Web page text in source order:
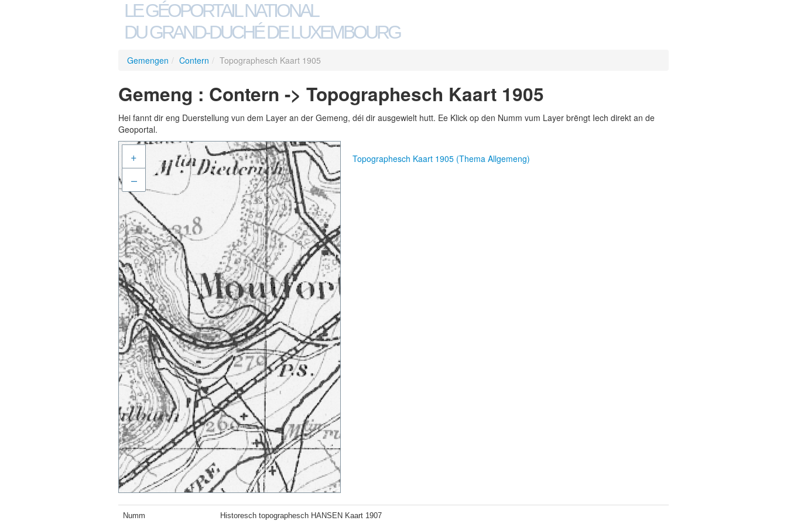
LE GÉOPORTAIL NATIONAL
DU GRAND-DUCHÉ DE LUXEMBOURG
Gemengen / Contern / Topographesch Kaart 1905
Gemeng : Contern -> Topographesch Kaart 1905
Hei fannt dir eng Duerstellung vun dem Layer an der Gemeng, déi dir ausgewielt hutt. Ee Klick op den Numm vum Layer brëngt Iech direkt an de
Geoportal.
+
–
Topographesch Kaart 1905 (Thema Allgemeng)
Numm Historesch topographesch HANSEN Kaart 1907